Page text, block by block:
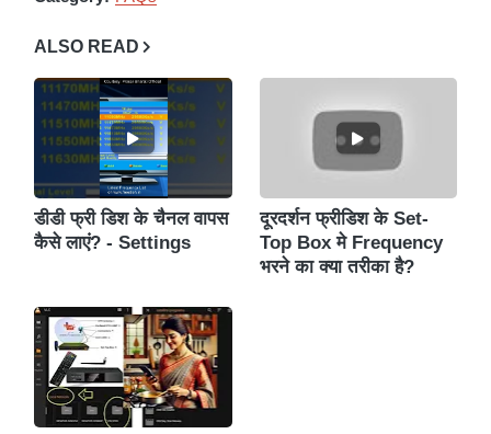
ALSO READ
डीडी फ्री डिश के चैनल वापस
कैसे लाएं? - Settings
दूरदर्शन फ्रीडिश के Set-
Top Box मे Frequency
भरने का क्या तरीका है?